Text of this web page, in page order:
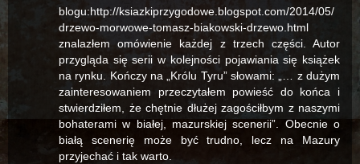
blogu:http://ksiazkiprzygodowe.blogspot.com/2014/05/
drzewo-morwowe-tomasz-biakowski-drzewo.html
znalazłem omówienie każdej z trzech części. Autor
przygląda się serii w kolejności pojawiania się książek
na rynku. Kończy na „Królu Tyru” słowami: „… z dużym
zainteresowaniem przeczytałem powieść do końca i
stwierdziłem, że chętnie dłużej zagościłbym z naszymi
bohaterami w białej, mazurskiej scenerii”. Obecnie o
białą scenerię może być trudno, lecz na Mazury
przyjechać i tak warto.